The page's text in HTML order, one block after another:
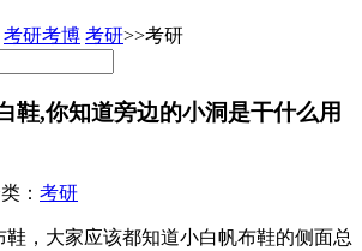
考研考博 考研>>考研
鞋,你知道旁边的小洞是干什么用
： 考研
鞋，大家应该都知道小白帆布鞋的侧面总